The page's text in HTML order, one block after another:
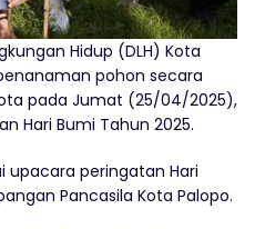
Hidup (DLH) Kota
pohon secara
pada Jumat (25/04/2025),
Hari Bumi Tahun 2025.
upacara peringatan Hari
Pancasila Kota Palopo.